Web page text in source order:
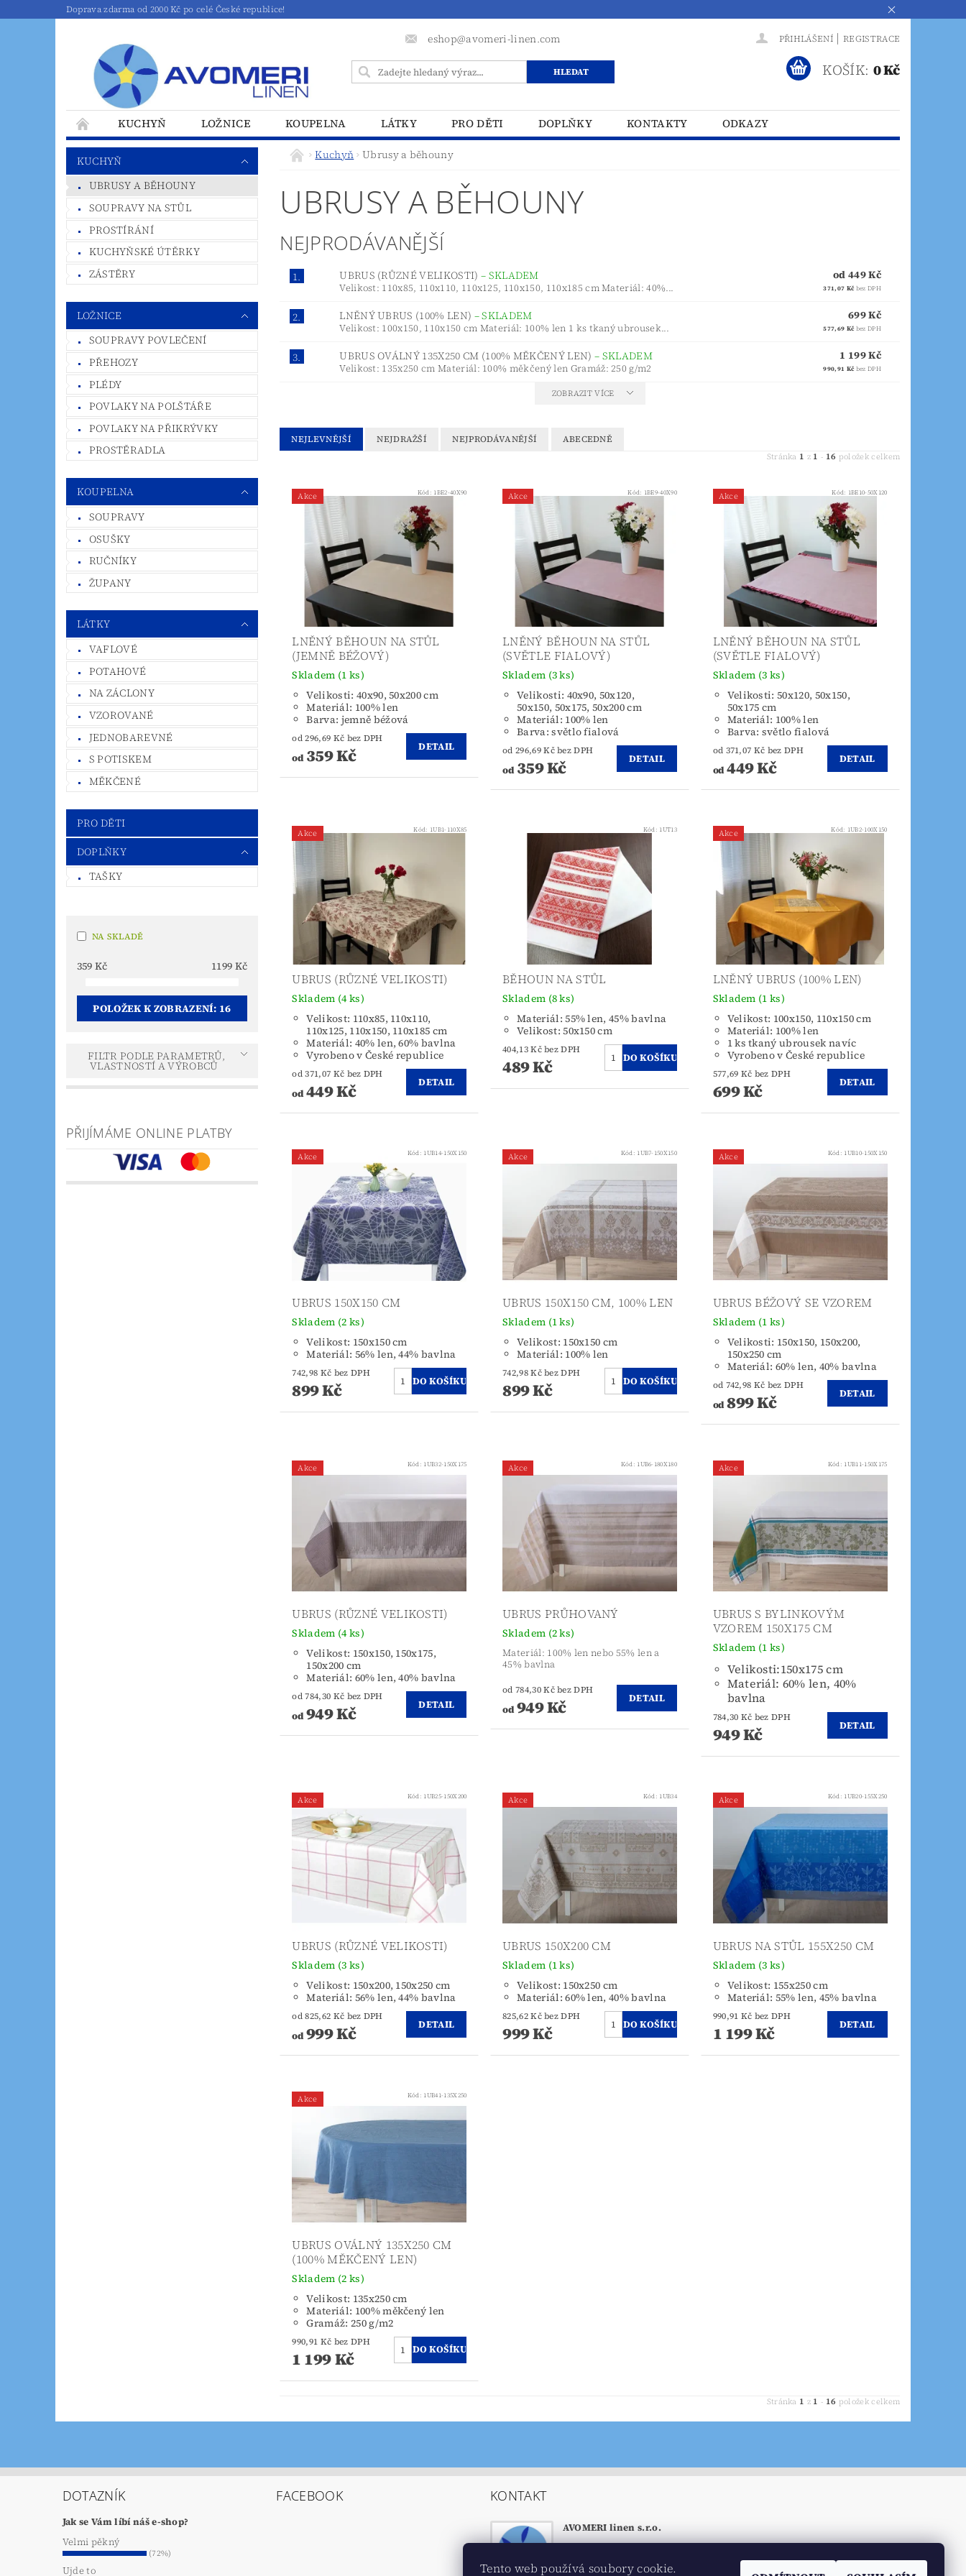
Doprava zdarma od 2000 Kč po celé České republice!
eshop@avomeri-linen.com PŘIHLÁŠENÍ | REGISTRACE
KOŠÍK: 0 Kč
KUCHYŇ LOŽNICE KOUPELNA LÁTKY PRO DĚTI DOPLŇKY KONTAKTY ODKAZY
KUCHYŇ
UBRUSY A BĚHOUNY
SOUPRAVY NA STŮL
PROSTÍRÁNÍ
KUCHYŇSKÉ ÚTĚRKY
ZÁSTĚRY
LOŽNICE
SOUPRAVY POVLEČENÍ
PŘEHOZY
PLÉDY
POVLAKY NA POLŠTÁŘE
POVLAKY NA PŘIKRÝVKY
PROSTĚRADLA
KOUPELNA
SOUPRAVY
OSUŠKY
RUČNÍKY
ŽUPANY
LÁTKY
VAFLOVÉ
POTAHOVÉ
NA ZÁCLONY
VZOROVANÉ
JEDNOBAREVNÉ
S POTISKEM
MĚKČENÉ
PRO DĚTI
DOPLŇKY
TAŠKY
NA SKLADĚ
359 Kč 1199 Kč
POLOŽEK K ZOBRAZENÍ: 16
FILTR PODLE PARAMETRŮ,
VLASTNOSTÍ A VÝROBCŮ
PŘIJÍMÁME ONLINE PLATBY
Kuchyň Ubrusy a běhouny
UBRUSY A BĚHOUNY
NEJPRODÁVANĚJŠÍ
1. UBRUS (RŮZNÉ VELIKOSTI) – SKLADEM
Velikost: 110x85, 110x110, 110x125, 110x150, 110x185 cm Materiál: 40%...
od 449 Kč
371,07 Kč bez DPH
2. LNĚNÝ UBRUS (100% LEN) –SKLADEM
Velikost: 100x150, 110x150 cm Materiál: 100% len 1 ks tkaný ubrousek...
699 Kč
577,69 Kč bez DPH
3. UBRUS OVÁLNÝ 135X250 CM (100% MĚKČENÝ LEN) – SKLADEM
Velikost: 135x250 cm Materiál: 100% měkčený len Gramáž: 250 g/m2
1 199 Kč
990,91 Kč bez DPH
ZOBRAZIT VÍCE
NEJLEVNĚJŠÍ NEJDRAŽŠÍ NEJPRODÁVANĚJŠÍ ABECEDNĚ
Stránka 1 z 1 - 16 položek celkem
Akce Kód: 1BE2-40X90
LNĚNÝ BĚHOUN NA STŮL
(JEMNĚ BÉŽOVÝ)
Skladem (1 ks)
Velikosti: 40x90, 50x200 cm
Materiál: 100% len
Barva: jemně béžová
od 296,69 Kč bez DPH
od359 Kč DETAIL
Akce Kód: 1BE9-40X90
LNĚNÝ BĚHOUN NA STŮL
(SVĚTLE FIALOVÝ)
Skladem (3 ks)
Velikosti: 40x90, 50x120,
50x150, 50x175, 50x200 cm
Materiál: 100% len
Barva: světlo fialová
od 296,69 Kč bez DPH
od359 Kč DETAIL
Akce Kód: 1BE10-50X120
LNĚNÝ BĚHOUN NA STŮL
(SVĚTLE FIALOVÝ)
Skladem (3 ks)
Velikosti: 50x120, 50x150,
50x175 cm
Materiál: 100% len
Barva: světlo fialová
od 371,07 Kč bez DPH
od449 Kč DETAIL
Akce Kód: 1UB1-110X85
UBRUS (RŮZNÉ VELIKOSTI)
Skladem (4 ks)
Velikost: 110x85, 110x110,
110x125, 110x150, 110x185 cm
Materiál: 40% len, 60% bavlna
Vyrobeno v České republice
od 371,07 Kč bez DPH
od449 Kč DETAIL
Kód: 1UT13
BĚHOUN NA STŮL
Skladem (8 ks)
Materiál: 55% len, 45% bavlna
Velikost: 50x150 cm
404,13 Kč bez DPH
489 Kč
Akce Kód: 1UB2-100X150
LNĚNÝ UBRUS (100% LEN)
Skladem (1 ks)
Velikost: 100x150, 110x150 cm
Materiál: 100% len
1 ks tkaný ubrousek navíc
Vyrobeno v České republice
577,69 Kč bez DPH
699 Kč DETAIL
Akce Kód: 1UB14-150X150
UBRUS 150X150 CM
Skladem (2 ks)
Velikost: 150x150 cm
Materiál: 56% len, 44% bavlna
742,98 Kč bez DPH
899 Kč
Akce Kód: 1UB7-150X150
UBRUS 150X150 CM, 100% LEN
Skladem (1 ks)
Velikost: 150x150 cm
Materiál: 100% len
742,98 Kč bez DPH
899 Kč
Akce Kód: 1UB10-150X150
UBRUS BÉŽOVÝ SE VZOREM
Skladem (1 ks)
Velikosti: 150x150, 150x200,
150x250 cm
Materiál: 60% len, 40% bavlna
od 742,98 Kč bez DPH
od899 Kč DETAIL
Akce Kód: 1UB32-150X175
UBRUS (RŮZNÉ VELIKOSTI)
Skladem (4 ks)
Velikost: 150x150, 150x175,
150x200 cm
Materiál: 60% len, 40% bavlna
od 784,30 Kč bez DPH
od949 Kč DETAIL
Akce Kód: 1UB6-180X180
UBRUS PRŮHOVANÝ
Skladem (2 ks)
Materiál: 100% len nebo 55% len a
45% bavlna
od 784,30 Kč bez DPH
od949 Kč DETAIL
Akce Kód: 1UB11-150X175
UBRUS S BYLINKOVÝM
VZOREM 150X175 CM
Skladem (1 ks)
Velikosti:150x175 cm
Materiál: 60% len, 40%
bavlna
784,30 Kč bez DPH
949 Kč DETAIL
Akce Kód: 1UB25-150X200
UBRUS (RŮZNÉ VELIKOSTI)
Skladem (3 ks)
Velikost: 150x200, 150x250 cm
Materiál: 56% len, 44% bavlna
od 825,62 Kč bez DPH
od999 Kč DETAIL
Akce Kód: 1UB34
UBRUS 150X200 CM
Skladem (1 ks)
Velikost: 150x250 cm
Materiál: 60% len, 40% bavlna
825,62 Kč bez DPH
999 Kč
Akce Kód: 1UB20-155X250
UBRUS NA STŮL 155X250 CM
Skladem (3 ks)
Velikost: 155x250 cm
Materiál: 55% len, 45% bavlna
990,91 Kč bez DPH
1 199 Kč DETAIL
Akce Kód: 1UB41-135X250
UBRUS OVÁLNÝ 135X250 CM
(100% MĚKČENÝ LEN)
Skladem (2 ks)
Velikost: 135x250 cm
Materiál: 100% měkčený len
Gramáž: 250 g/m2
990,91 Kč bez DPH
1 199 Kč
Stránka 1 z 1 - 16 položek celkem
DOTAZNÍK
Jak se Vám líbí náš e-shop?
Velmi pěkný
(72%)
Ujde to
FACEBOOK KONTAKT
AVOMERI linen s.r.o.
Tento web používá soubory cookie.